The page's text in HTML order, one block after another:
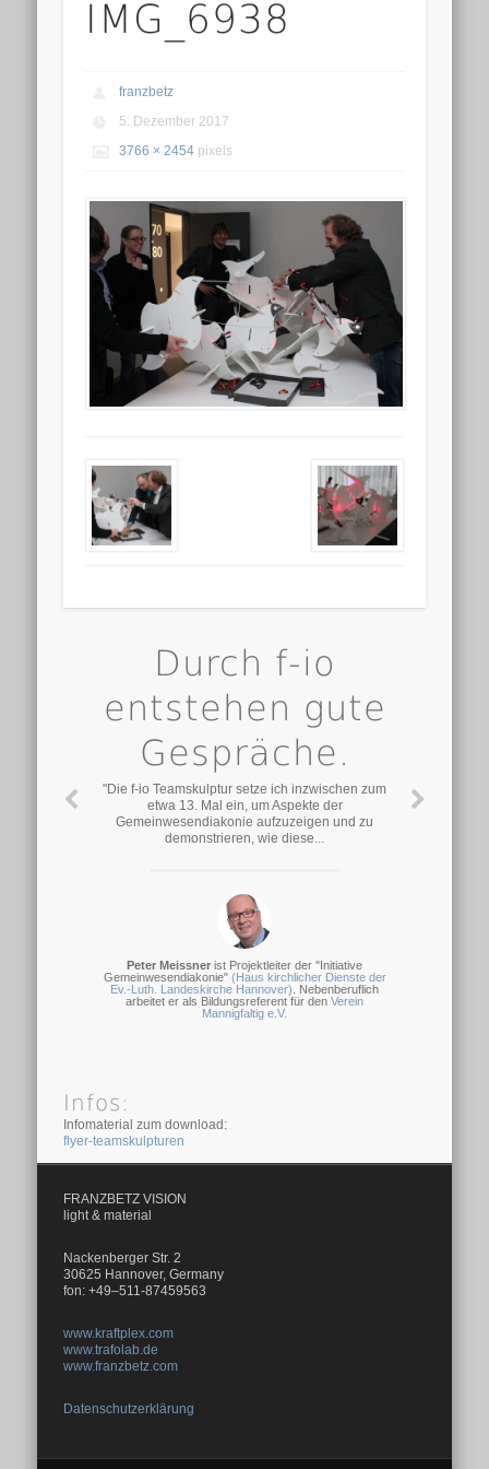
IMG_6938
franzbetz
5. Dezember 2017
3766 × 2454 pixels
Durch f-io
entstehen gute
Gespräche.
"Die f-io Teamskulptur setze ich inzwischen zum
etwa 13. Mal ein, um Aspekte der
Gemeinwesendiakonie aufzuzeigen und zu
demonstrieren, wie diese...
Peter Meissner ist Projektleiter der "Initiative
Gemeinwesendiakonie" (Haus kirchlicher Dienste der
Ev.-Luth. Landeskirche Hannover) . Nebenberuflich
arbeitet er als Bildungsreferent für den Verein
Mannigfaltig e.V.
Infos:
Infomaterial zum download:
flyer-teamskulpturen
FRANZBETZ VISION
light & material
Nackenberger Str. 2
30625 Hannover, Germany
fon: +49–511-87459563
www.kraftplex.com
www.trafolab.de
www.franzbetz.com
Datenschutzerklärung